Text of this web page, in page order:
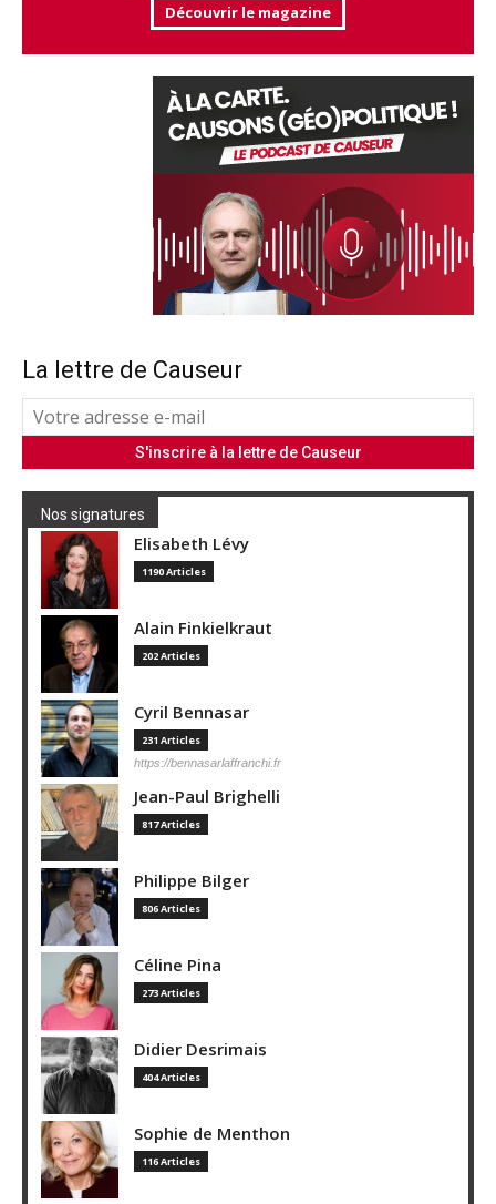
Découvrir le magazine
La lettre de Causeur
Nos signatures
Elisabeth Lévy
1190 Articles
Alain Finkielkraut
202 Articles
Cyril Bennasar
231 Articles
https://bennasarlaffranchi.fr
Jean-Paul Brighelli
817 Articles
Philippe Bilger
806 Articles
Céline Pina
273 Articles
Didier Desrimais
404 Articles
Sophie de Menthon
116 Articles